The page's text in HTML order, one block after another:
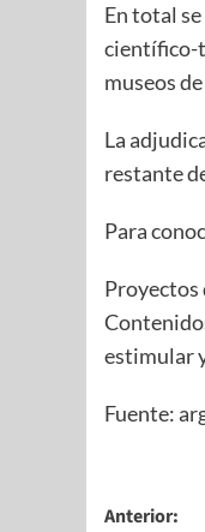
En total
científico-
museos
La
restante
Para
Proyectos
estimular
Fuente:
Anterior: